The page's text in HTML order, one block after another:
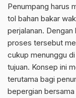
Penumpang harus
tol bahan bakar
perjalanan.
proses tersebut
cukup menunggu
tujuan. Konsep ini
terutama bagi
bepergian